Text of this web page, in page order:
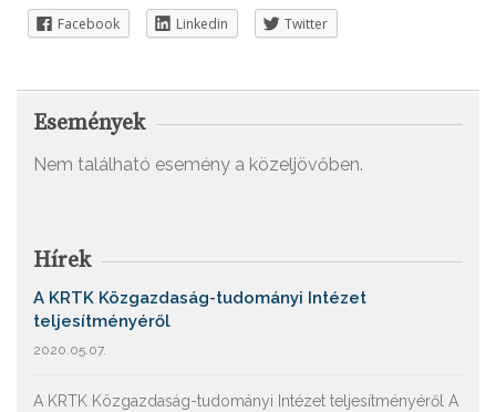
Facebook Linkedin Twitter
Események
Nem található esemény a közeljövőben.
Hírek
A KRTK Közgazdaság-tudományi Intézet
teljesítményéről
2020.05.07.
A KRTK Közgazdaság-tudományi Intézet teljesítményéről A